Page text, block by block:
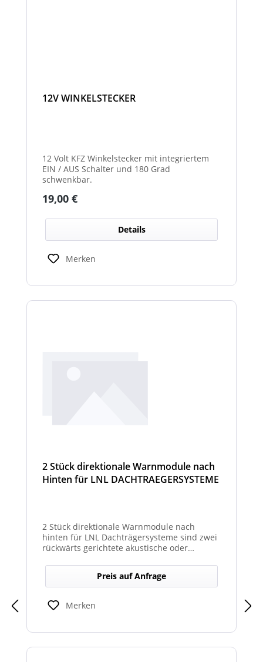
12V WINKELSTECKER
12 Volt KFZ Winkelstecker mit integriertem
EIN / AUS Schalter und 180 Grad
schwenkbar.
Regulärer Preis:
19,00 €
Details
Merken
2 Stück direktionale Warnmodule nach
Hinten für LNL DACHTRAEGERSYSTEME
2 Stück direktionale Warnmodule nach
hinten für LNL Dachträgersysteme sind zwei
rückwärts gerichtete akustische oder
Dachträger, die in Richtung Heck gezielte
Warnsignale abgeben. Sie verbessern die
Sicht- und Hörbarkeit von Warnhinweisen
für den rückwärtigen Bereich und erhöhen
so die Sicherheit bei Rangier- oder
Preis auf Anfrage
Merken